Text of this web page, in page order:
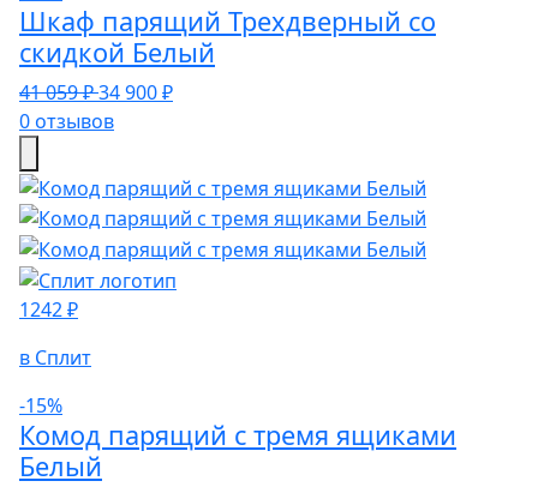
Шкаф парящий Трехдверный со
скидкой Белый
41 059 ₽34 900 ₽
0 отзывов
1242 ₽
в Сплит
-15%
Комод парящий с тремя ящиками
Белый